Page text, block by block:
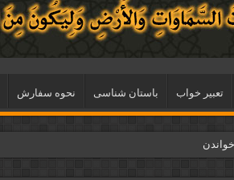
تعبیر خواب باستان شناسی نحوه سفارش